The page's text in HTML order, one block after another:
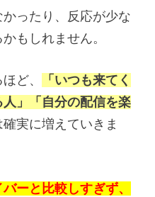
ったり、反応が少な
もしれません。
ど、 「 いつも来てく
」
「自分の配信を楽
確実に増えていきま
ーと比較しすぎず、